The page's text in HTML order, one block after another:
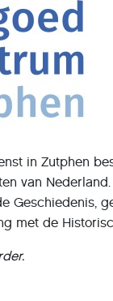
in Zutphen
van
Geschiedenis,
met de